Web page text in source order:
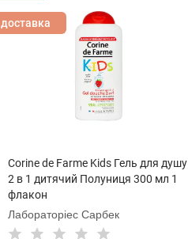
доставка
Corine de Farme Kids Гель для душу
2 в 1 дитячий Полуниця 300 мл 1
флакон
Лабораторіес Сарбек